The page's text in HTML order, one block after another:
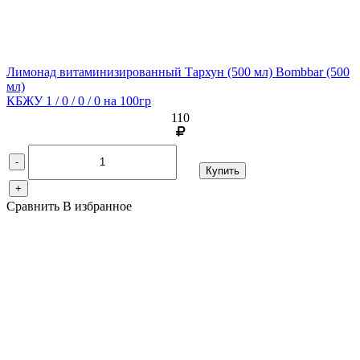
Лимонад витаминизированный Тархун (500 мл) Bombbar(500
мл)
КБЖУ 1 / 0 / 0 / 0 на 100гр
110
-
+
Купить
Сравнить В избранное